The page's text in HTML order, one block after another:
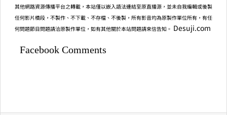
其他網路資源傳播平台之轉載，本站僅以嵌入語法連結至原直播源，並未自我編輯或後製
任何影片橋段，不製作、不下載、不存檔、不後製，所有影音均為原製作單位所有，有任
何問題節目問題請洽原製作單位，如有其他關於本站問題請來信告知。 Desuji.com
Facebook Comments